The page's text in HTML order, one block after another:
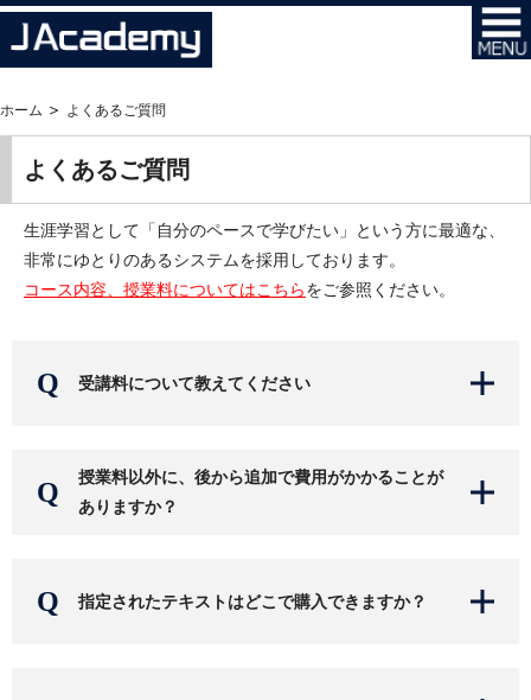
ホーム よくあるご質問
よくあるご質問
生涯学習として「自分のペースで学びたい」という方に最適な、
非常にゆとりのあるシステムを採用しております。
コース内容、授業料についてはこちら をご参照ください。
受講料について教えてください
授業料以外に、後から追加で費用がかかることが
ありますか？
指定されたテキストはどこで購入できますか？